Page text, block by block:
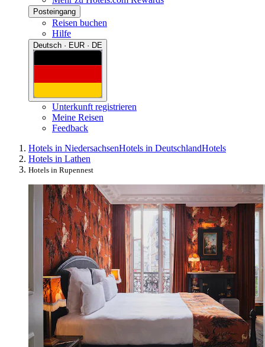
Posteingang
Reisen buchen
Hilfe
Deutsch · EUR · DE
Unterkunft registrieren
Meine Reisen
Feedback
Hotels in NiedersachsenHotels in DeutschlandHotels
Hotels in Lathen
Hotels in Rupennest